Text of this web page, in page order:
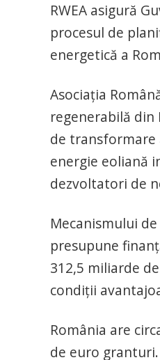
RWEA asigură
procesul de
energetică a
Asociația
regenerabilă din
de transformare
energie eoliană
dezvoltatori de
Mecanismului
presupune
312,5 miliarde
condiții
România are
de euro granturi.